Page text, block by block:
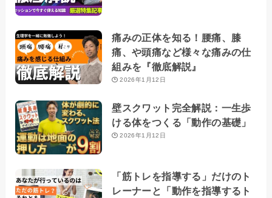
痛みの正体を知る！腰痛、膝
痛、や頭痛など様々な痛みの仕
組みを『徹底解説』
2026年1月12日
壁スクワット完全解説：一生歩
ける体をつくる「動作の基礎」
2026年1月12日
「筋トレを指導する」だけのト
レーナーと「動作を指導するト